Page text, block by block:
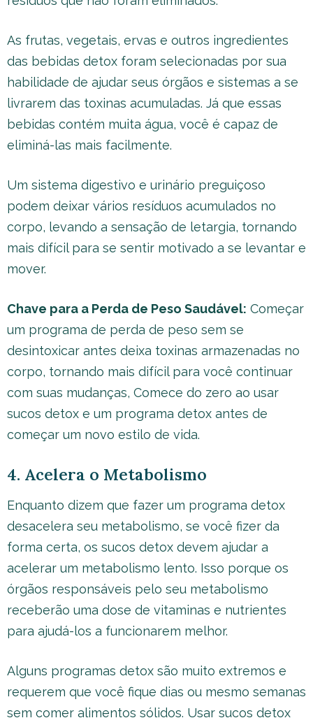
As frutas, vegetais, ervas e outros ingredientes
das bebidas detox foram selecionadas por sua
habilidade de ajudar seus órgãos e sistemas a se
livrarem das toxinas acumuladas. Já que essas
bebidas contém muita água, você é capaz de
eliminá-las mais facilmente.
Um sistema digestivo e urinário preguiçoso
podem deixar vários resíduos acumulados no
corpo, levando a sensação de letargia, tornando
mais difícil para se sentir motivado a se levantar e
mover.
Chave para a Perda de Peso Saudável: Começar
um programa de perda de peso sem se
desintoxicar antes deixa toxinas armazenadas no
corpo, tornando mais difícil para você continuar
com suas mudanças, Comece do zero ao usar
sucos detox e um programa detox antes de
começar um novo estilo de vida.
4. Acelera o Metabolismo
Enquanto dizem que fazer um programa detox
desacelera seu metabolismo, se você fizer da
forma certa, os sucos detox devem ajudar a
acelerar um metabolismo lento. Isso porque os
órgãos responsáveis pelo seu metabolismo
receberão uma dose de vitaminas e nutrientes
para ajudá-los a funcionarem melhor.
Alguns programas detox são muito extremos e
requerem que você fique dias ou mesmo semanas
sem comer alimentos sólidos. Usar sucos detox